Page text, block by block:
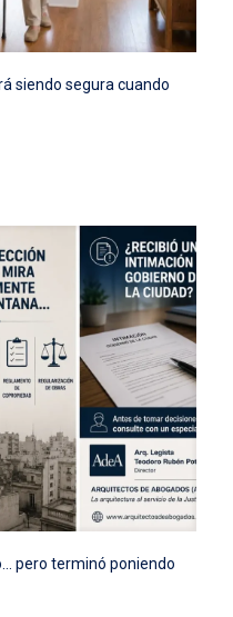
siendo segura cuando
pero terminó poniendo